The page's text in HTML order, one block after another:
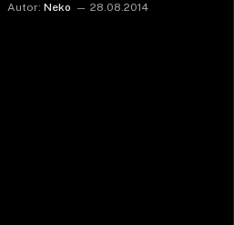
Autor: Neko 28.08.2014